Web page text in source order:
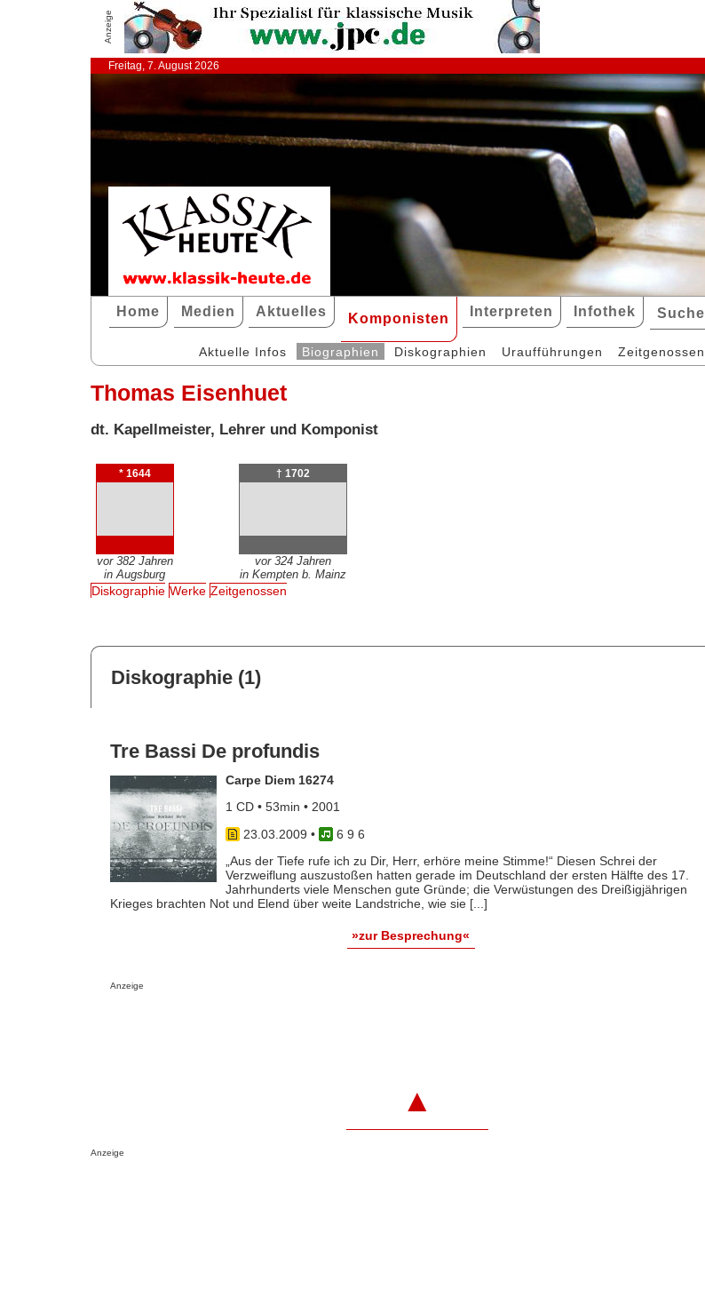
Anzeige
Freitag, 7. August 2026
Home Medien Aktuelles Komponisten Interpreten Infothek Suche
Aktuelle Infos Biographien Diskographien Uraufführungen Zeitgenossen
Thomas Eisenhuet
dt. Kapellmeister, Lehrer und Komponist
* 1644
vor 382 Jahren
in Augsburg
† 1702
vor 324 Jahren
in Kempten b. Mainz
Diskographie Werke Zeitgenossen
Diskographie (1)
Tre Bassi De profundis
Carpe Diem 16274
1 CD • 53min • 2001
23.03.2009 •
6 9 6
„Aus der Tiefe rufe ich zu Dir, Herr, erhöre meine Stimme!“ Diesen Schrei der
Verzweiflung auszustoßen hatten gerade im Deutschland der ersten Hälfte des 17.
Jahrhunderts viele Menschen gute Gründe; die Verwüstungen des Dreißigjährigen
Krieges brachten Not und Elend über weite Landstriche, wie sie [...]
»zur Besprechung«
Anzeige
▲
Anzeige